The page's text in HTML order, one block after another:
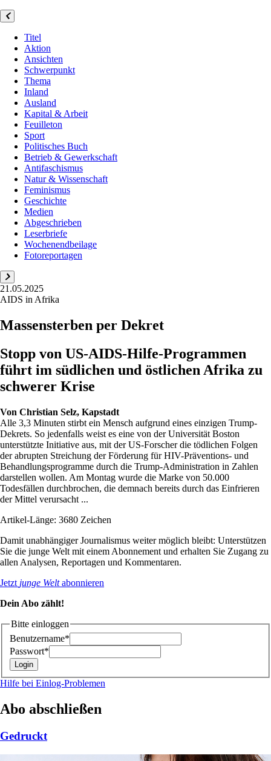
Titel
Aktion
Ansichten
Schwerpunkt
Thema
Inland
Ausland
Kapital & Arbeit
Feuilleton
Sport
Politisches Buch
Betrieb & Gewerkschaft
Antifaschismus
Natur & Wissenschaft
Feminismus
Geschichte
Medien
Abgeschrieben
Leserbriefe
Wochenendbeilage
Fotoreportagen
21.05.2025
AIDS in Afrika
Massensterben per Dekret
Stopp von US-AIDS-Hilfe-Programmen
führt im südlichen und östlichen Afrika zu
schwerer Krise
Von Christian Selz, Kapstadt
Alle 3,3 Minuten stirbt ein Mensch aufgrund eines einzigen Trump-
Dekrets. So jedenfalls weist es eine von der Universität Boston
unterstützte Initiative aus, mit der US-Forscher die tödlichen Folgen
der abrupten Streichung der Förderung für HIV-Präventions- und
Behandlungsprogramme durch die Trump-Administration in Zahlen
darstellen wollen. Am Montag wurde die Marke von 50.000
Todesfällen durchbrochen, die demnach bereits durch das Einfrieren
der Mittel verursacht ...
Artikel-Länge: 3680 Zeichen
Damit unabhängiger Journalismus weiter möglich bleibt: Unterstützen
Sie die junge Welt mit einem Abonnement und erhalten Sie Zugang zu
allen Analysen, Reportagen und Kommentaren.
Jetzt junge Weltabonnieren
Dein Abo zählt!
Bitte einloggen
Benutzername*
Passwort*
Hilfe bei Einlog-Problemen
Abo abschließen
Gedruckt